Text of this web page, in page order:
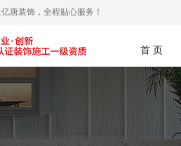
唐装饰，全程贴心服务！
首 页